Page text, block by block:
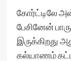
கோர்ட்டிலே
பேசினேன்
இருக்கிறது
கல்யாணம்